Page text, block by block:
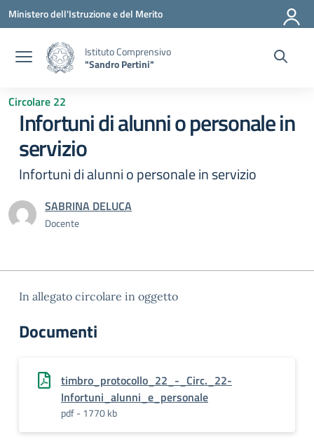
Vai ai contenuti
Vai al menu di navigazione
Vai al footer
Ministero dell'Istruzione e del Merito
Istituto Comprensivo
"Sandro Pertini"
Circolare 22
Infortuni di alunni o personale in
servizio
Infortuni di alunni o personale in servizio
SABRINA DELUCA
Docente
In allegato circolare in oggetto
Documenti
timbro_protocollo_22_-_Circ._22-
Infortuni_alunni_e_personale
pdf - 1770 kb